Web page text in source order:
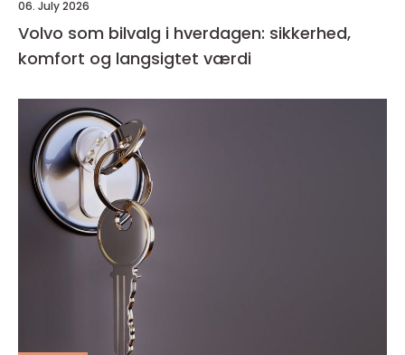
06. July 2026
Volvo som bilvalg i hverdagen: sikkerhed,
komfort og langsigtet værdi